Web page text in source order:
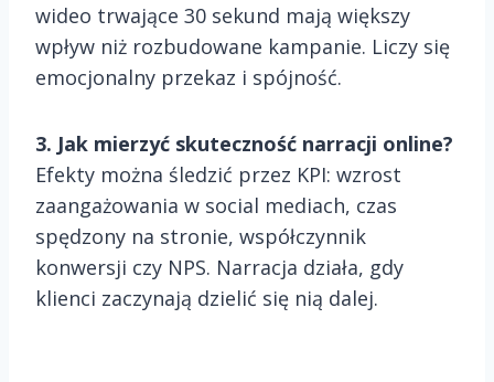
wideo trwające 30 sekund mają większy
wpływ niż rozbudowane kampanie. Liczy się
emocjonalny przekaz i spójność.
3. Jak mierzyć skuteczność narracji online?
Efekty można śledzić przez KPI: wzrost
zaangażowania w social mediach, czas
spędzony na stronie, współczynnik
konwersji czy NPS. Narracja działa, gdy
klienci zaczynają dzielić się nią dalej.